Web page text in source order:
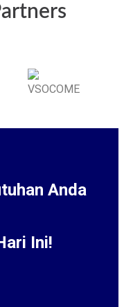
Anda
Ini!